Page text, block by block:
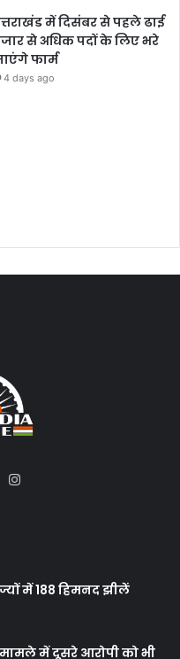
में दिसंबर से पहले ढाई
से अधिक पदों के लिए भरे
फार्म
4 days ago
Instagram
में 188 हिमनद झीलें
में दूसरे आरोपी को भी